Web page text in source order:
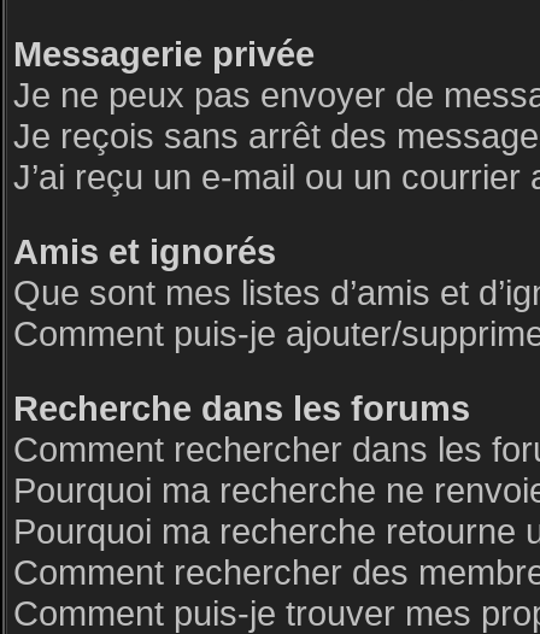
Messagerie privée
Je ne peux pas envoyer de
Je reçois sans arrêt des
J’ai reçu un e-mail ou un courrier
Amis et ignorés
Que sont mes listes d’amis et
Comment puis-je ajouter/
Recherche dans les forums
Comment rechercher dans les
Pourquoi ma recherche ne
Pourquoi ma recherche retourne
Comment rechercher des
Comment puis-je trouver mes